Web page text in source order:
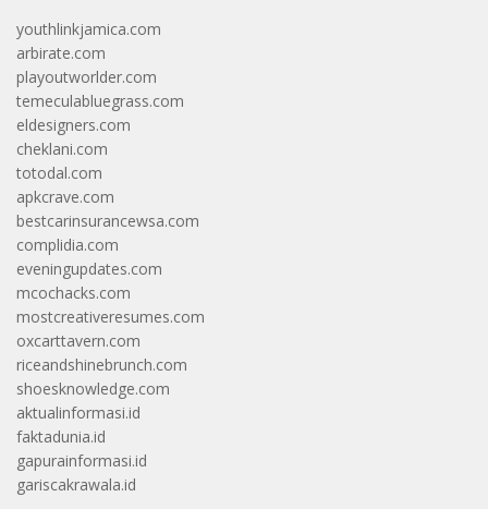
youthlinkjamica.com
arbirate.com
playoutworlder.com
temeculabluegrass.com
eldesigners.com
cheklani.com
totodal.com
apkcrave.com
bestcarinsurancewsa.com
complidia.com
eveningupdates.com
mcochacks.com
mostcreativeresumes.com
oxcarttavern.com
riceandshinebrunch.com
shoesknowledge.com
aktualinformasi.id
faktadunia.id
gapurainformasi.id
gariscakrawala.id